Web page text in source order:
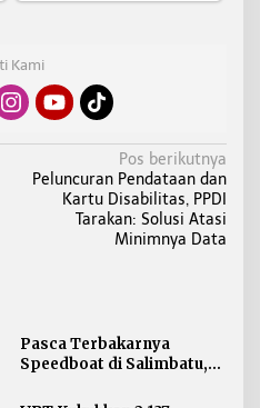
Kami
Pos berikutnya
Peluncuran Pendataan dan
Kartu Disabilitas, PPDI
Tarakan: Solusi Atasi
Minimnya Data
Pasca Terbakarnya
Speedboat di Salimbatu,
Pengawasan dan Edukasi